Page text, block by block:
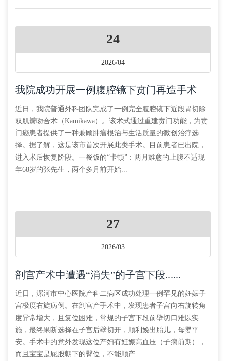
24
2026/04
我院成功开展一例腹腔镜下贲门再造手术
近日，我院普通外科团队完成了一例完全腹腔镜下近段胃切除
双肌瓣吻合术（Kamikawa）。该术式通过重建贲门功能，为贲
门癌患者提供了一种兼顾肿瘤根治与生活质量的微创治疗选
择。据了解，这是该市首次开展此类手术。目前患者已出院，
进入术后恢复阶段。一餐饭的“卡顿”：两月难愈的上腹不适现
年68岁的张先生，两个多月前开始...
27
2026/03
剖宫产术中遭遇“消失”的子宫下段......
近日，漯河市中心医院产科二病区成功处理一例罕见的妊娠子
宫极度右旋病例。在剖宫产手术中，发现患者子宫向右旋转角
度异常增大，且复位困难，常规的子宫下段前壁切口难以实
施，最终果断选择在子宫后壁切开，顺利娩出胎儿，母婴平
安。手术中的意外发现这位产妇有妊娠高血压（子痫前期），
而且宝宝是屁股朝下的臀位，不能顺产...